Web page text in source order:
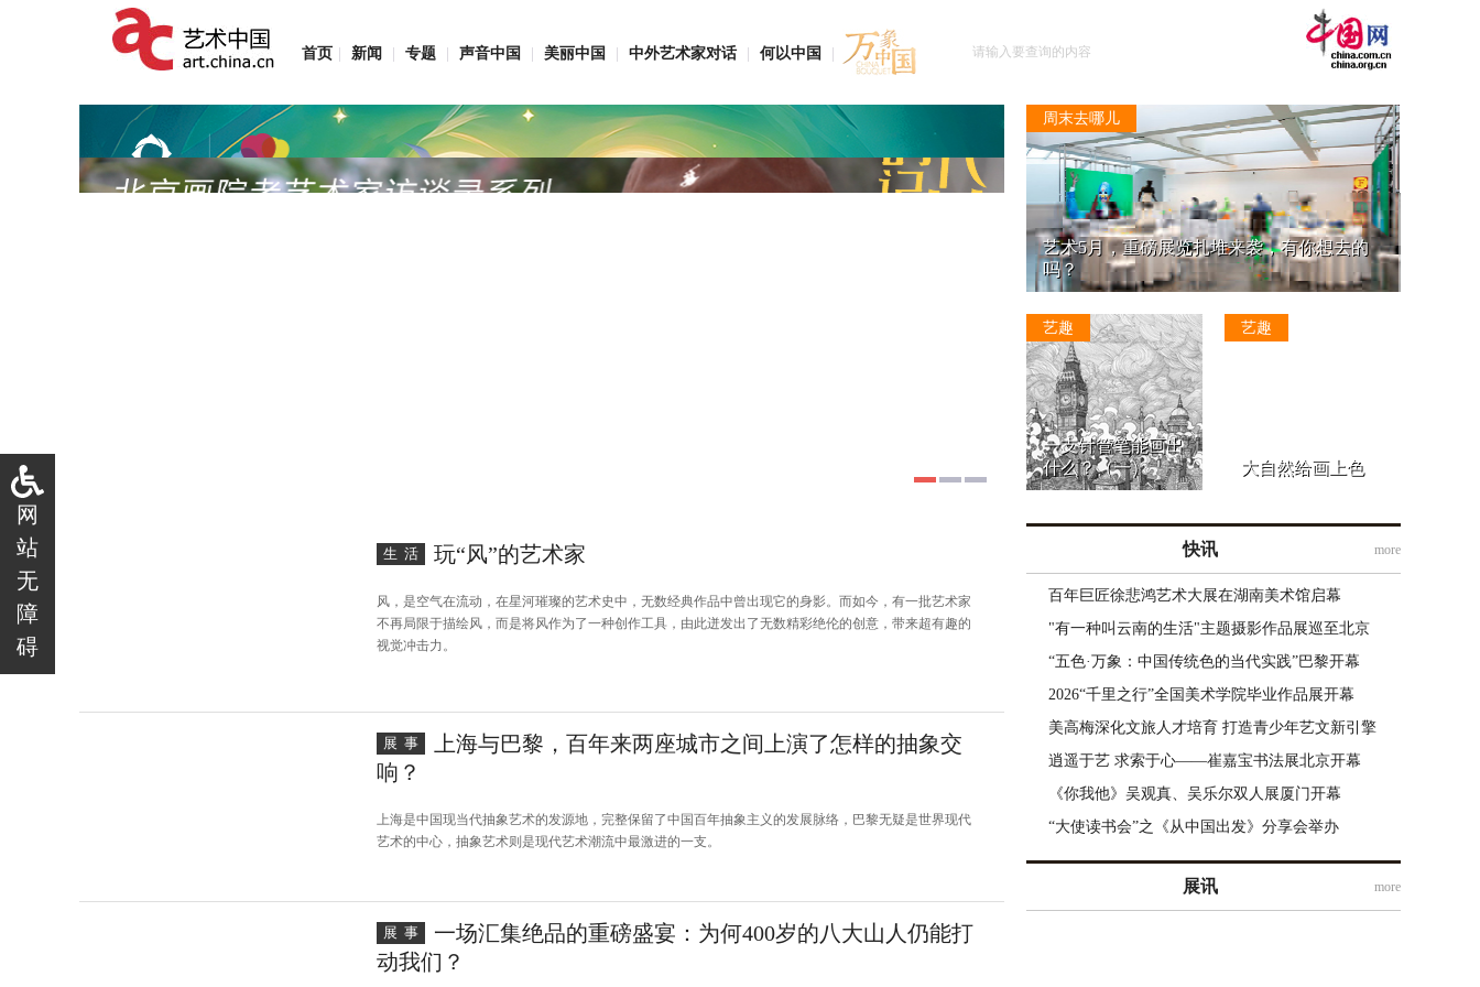
首页 新闻 专题 声音中国 美丽中国 中外艺术家对话 何以中国
周末去哪儿
艺术5月，重磅展览扎堆来袭，有你想去的
吗？
艺趣
一支针管笔能画出
什么？（一）
艺趣
大自然给画上色
生活 玩“风”的艺术家
风，是空气在流动，在星河璀璨的艺术史中，无数经典作品中曾出现它的身影。而如今，有一批艺术家
不再局限于描绘风，而是将风作为了一种创作工具，由此迸发出了无数精彩绝伦的创意，带来超有趣的
视觉冲击力。
展事
上海与巴黎，百年来两座城市之间上演了怎样的抽象交
响？
上海是中国现当代抽象艺术的发源地，完整保留了中国百年抽象主义的发展脉络，巴黎无疑是世界现代
艺术的中心，抽象艺术则是现代艺术潮流中最激进的一支。
展事
一场汇集绝品的重磅盛宴：为何400岁的八大山人仍能打
动我们？
more
快讯
百年巨匠徐悲鸿艺术大展在湖南美术馆启幕
"有一种叫云南的生活"主题摄影作品展巡至北京
“五色·万象：中国传统色的当代实践”巴黎开幕
2026“千里之行”全国美术学院毕业作品展开幕
美高梅深化文旅人才培育 打造青少年艺文新引擎
逍遥于艺 求索于心——崔嘉宝书法展北京开幕
《你我他》吴观真、吴乐尔双人展厦门开幕
“大使读书会”之《从中国出发》分享会举办
more
展讯
网
站
无
障
碍